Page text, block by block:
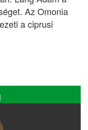
Az Omonia
a ciprusi